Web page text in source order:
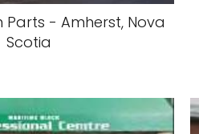
Parts - Amherst, Nova
Scotia